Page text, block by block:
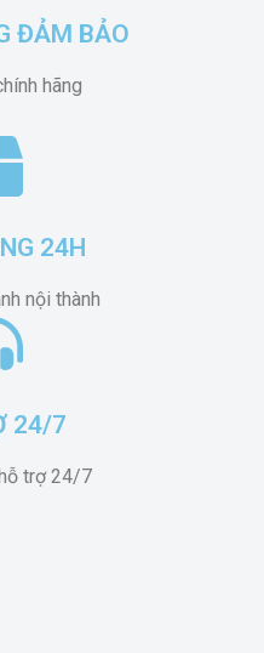
ĐẢM BẢO
hãng
24H
nội thành
24/7
trợ 24/7